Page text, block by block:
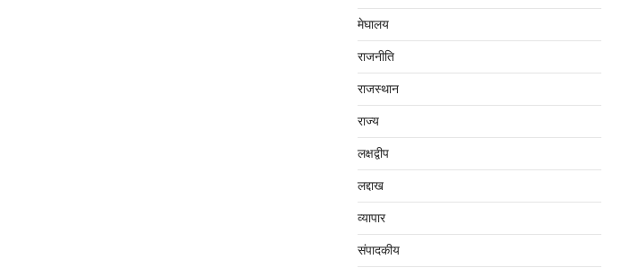
मेघालय
राजनीति
राजस्थान
राज्य
लक्षद्वीप
लद्दाख
व्यापार
संपादकीय